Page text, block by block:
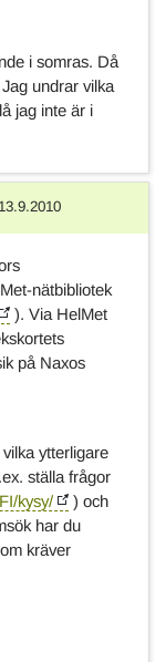
i somras. Då
undrar vilka
jag inte är i
13.9.2010
nätbibliotek
). Via HelMet
på Naxos
ytterligare
ställa frågor
kysy/
) och
har du
kräver